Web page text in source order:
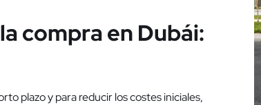
compra en Dubái:
plazo y para reducir los costes iniciales,